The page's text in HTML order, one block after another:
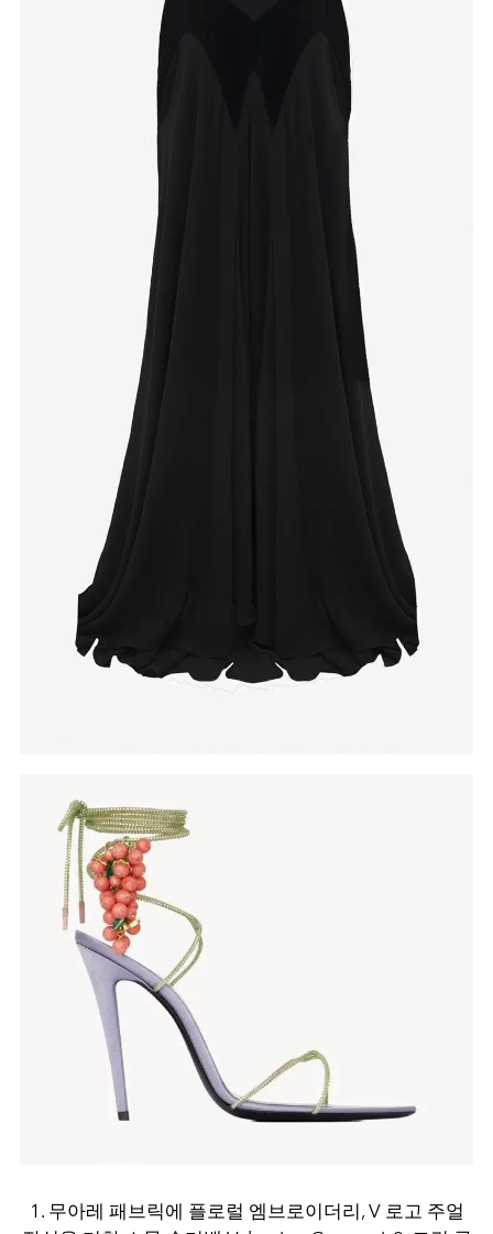
1. 무아레 패브릭에 플로럴 엠브로이더리, V 로고 주얼